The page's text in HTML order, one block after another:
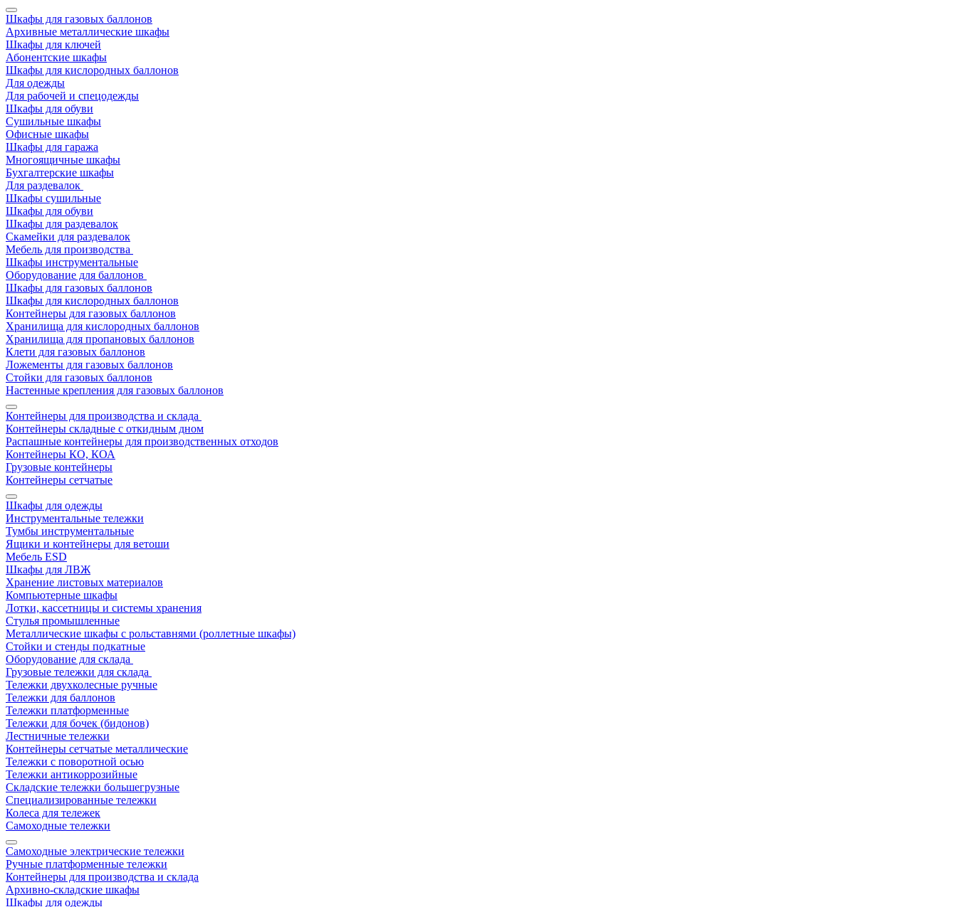
Шкафы для газовых баллонов
Архивные металлические шкафы
Шкафы для ключей
Абонентские шкафы
Шкафы для кислородных баллонов
Для одежды
Для рабочей и спецодежды
Шкафы для обуви
Сушильные шкафы
Офисные шкафы
Шкафы для гаража
Многоящичные шкафы
Бухгалтерские шкафы
Для раздевалок
Шкафы сушильные
Шкафы для обуви
Шкафы для раздевалок
Скамейки для раздевалок
Мебель для производства
Шкафы инструментальные
Оборудование для баллонов
Шкафы для газовых баллонов
Шкафы для кислородных баллонов
Контейнеры для газовых баллонов
Хранилища для кислородных баллонов
Хранилища для пропановых баллонов
Клети для газовых баллонов
Ложементы для газовых баллонов
Стойки для газовых баллонов
Настенные крепления для газовых баллонов
Контейнеры для производства и склада
Контейнеры складные с откидным дном
Распашные контейнеры для производственных отходов
Контейнеры КО, КОА
Грузовые контейнеры
Контейнеры сетчатые
Шкафы для одежды
Инструментальные тележки
Тумбы инструментальные
Ящики и контейнеры для ветоши
Мебель ESD
Шкафы для ЛВЖ
Хранение листовых материалов
Компьютерные шкафы
Лотки, кассетницы и системы хранения
Стулья промышленные
Металлические шкафы с рольставнями (роллетные шкафы)
Стойки и стенды подкатные
Оборудование для склада
Грузовые тележки для склада
Тележки двухколесные ручные
Тележки для баллонов
Тележки платформенные
Тележки для бочек (бидонов)
Лестничные тележки
Контейнеры сетчатые металлические
Тележки с поворотной осью
Тележки антикоррозийные
Складские тележки большегрузные
Специализированные тележки
Колеса для тележек
Самоходные тележки
Самоходные электрические тележки
Ручные платформенные тележки
Контейнеры для производства и склада
Архивно-складские шкафы
Шкафы для одежды